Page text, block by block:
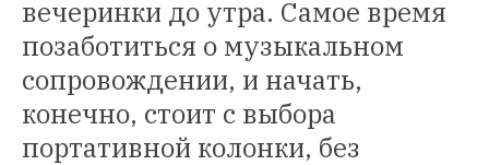
вечеринки до утра. Самое время
позаботиться о музыкальном
сопровождении, и начать,
конечно, стоит с выбора
портативной колонки, без